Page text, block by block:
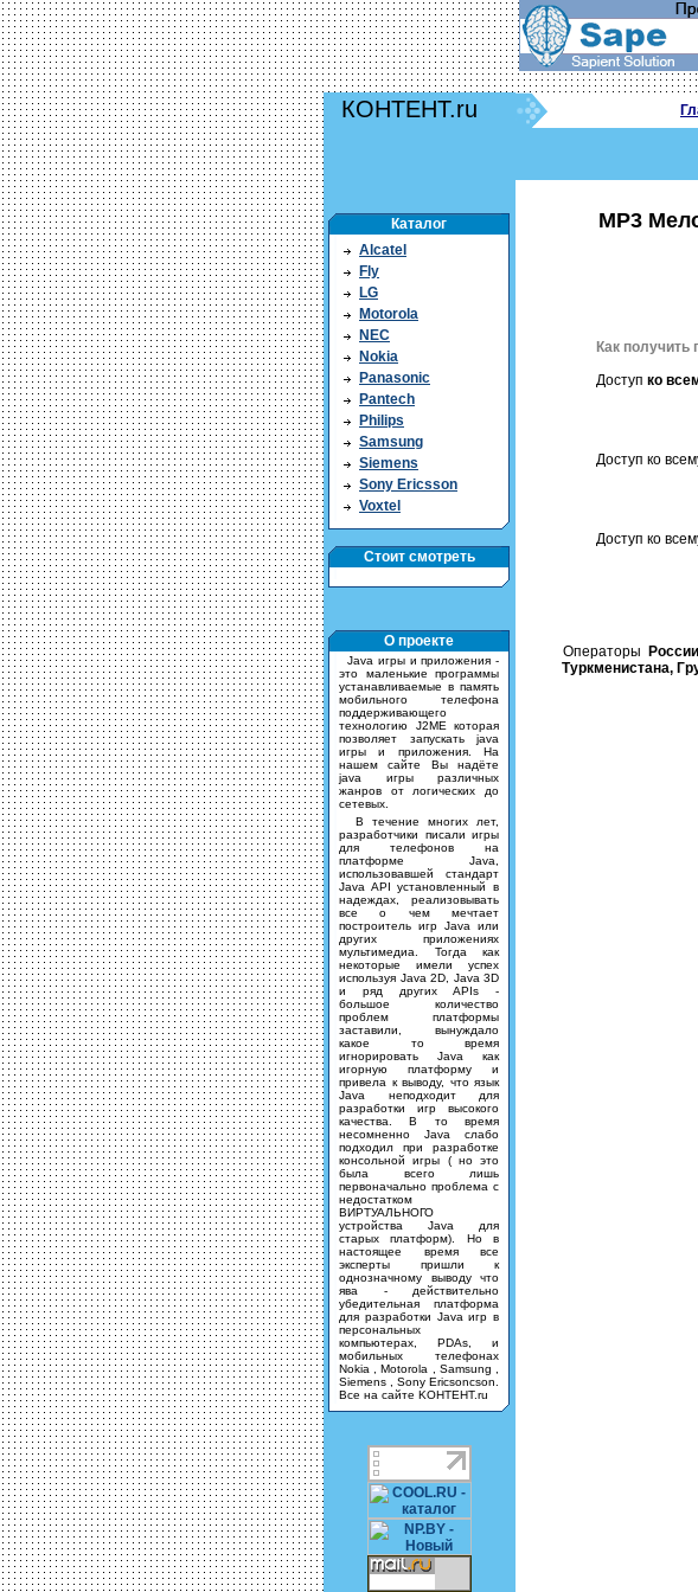
КОНТЕНТ.ru
Каталог
Alcatel
Fly
LG
Motorola
NEC
Nokia
Panasonic
Pantech
Philips
Samsung
Siemens
Sony Ericsson
Voxtel
Стоит смотреть
О проекте
Java игры и приложения -
это маленькие программы
устанавливаемые в память
мобильного телефона
поддерживающего
технологию J2ME которая
позволяет запускать java
игры и приложения. На
нашем сайте Вы надёте
java игры различных
жанров от логических до
сетевых.
В течение многих лет,
разработчики писали игры
для телефонов на
платформе Java,
использовавшей стандарт
Java API установленный в
надеждах, реализовывать
все о чем мечтает
построитель игр Java или
других приложениях
мультимедиа. Тогда как
некоторые имели успех
используя Java 2D, Java 3D
и ряд других APIs -
большое количество
проблем платформы
заставили, вынуждало
какое то время
игнорировать Java как
игорную платформу и
привела к выводу, что язык
Java неподходит для
разработки игр высокого
качества. В то время
несомненно Java слабо
подходил при разработке
консольной игры ( но это
была всего лишь
первоначально проблема с
недостатком
ВИРТУАЛЬНОГО
устройства Java для
старых платформ). Но в
настоящее время все
эксперты пришли к
однозначному выводу что
ява - действительно
убедительная платформа
для разработки Java игр в
персональных
компьютерах, PDAs, и
мобильных телефонах
Nokia , Motorola , Samsung ,
Siemens , Sony Ericsoncson.
Все на сайте KOHTEHT.ru
MP3
Как получить
Доступ ко
Доступ ко
Доступ ко
Операторы
Туркменистана,